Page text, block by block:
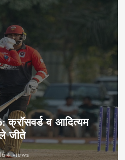
क्रॉसवर्ड व आदित्यम
जीते
views